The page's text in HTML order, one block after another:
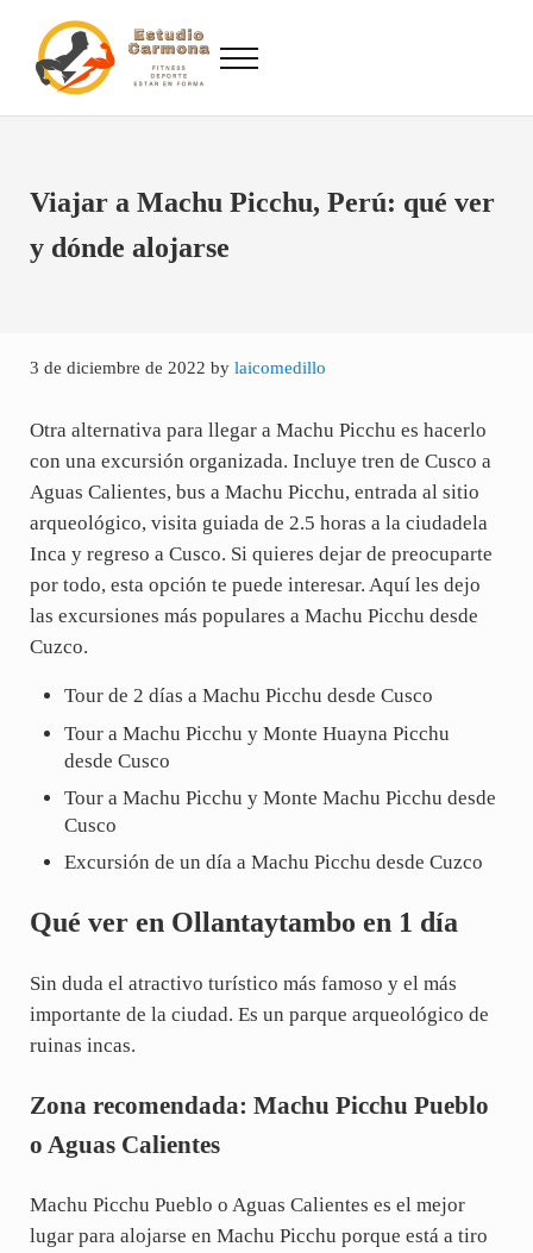
Fitness, Deporte, Estar en Forma
Menu
Viajar a Machu Picchu, Perú: qué ver
y dónde alojarse
3 de diciembre de 2022 by laicomedillo
Otra alternativa para llegar a Machu Picchu es hacerlo
con una excursión organizada. Incluye tren de Cusco a
Aguas Calientes, bus a Machu Picchu, entrada al sitio
arqueológico, visita guiada de 2.5 horas a la ciudadela
Inca y regreso a Cusco. Si quieres dejar de preocuparte
por todo, esta opción te puede interesar. Aquí les dejo
las excursiones más populares a Machu Picchu desde
Cuzco.
Tour de 2 días a Machu Picchu desde Cusco
Tour a Machu Picchu y Monte Huayna Picchu
desde Cusco
Tour a Machu Picchu y Monte Machu Picchu desde
Cusco
Excursión de un día a Machu Picchu desde Cuzco
Qué ver en Ollantaytambo en 1 día
Sin duda el atractivo turístico más famoso y el más
importante de la ciudad. Es un parque arqueológico de
ruinas incas.
Zona recomendada: Machu Picchu Pueblo
o Aguas Calientes
Machu Picchu Pueblo o Aguas Calientes es el mejor
lugar para alojarse en Machu Picchu porque está a tiro